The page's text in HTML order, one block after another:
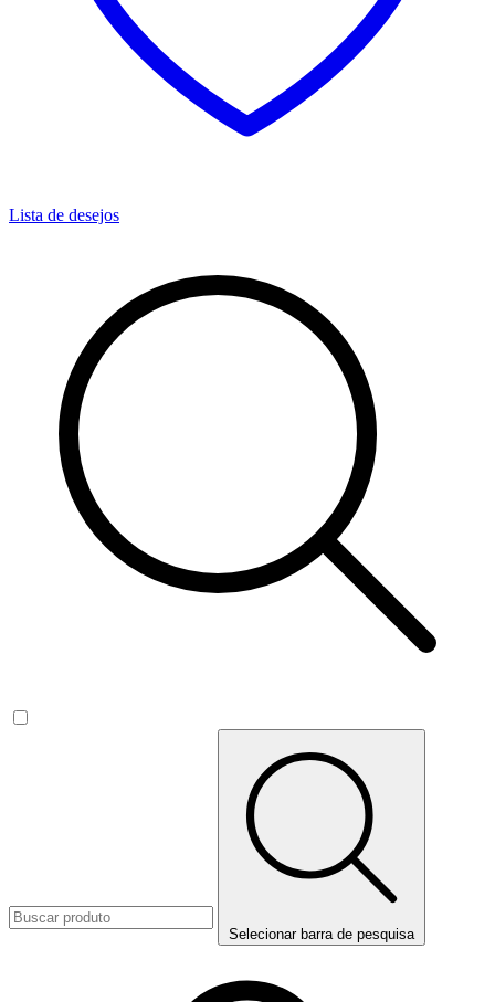
Lista de desejos
Selecionar barra de pesquisa